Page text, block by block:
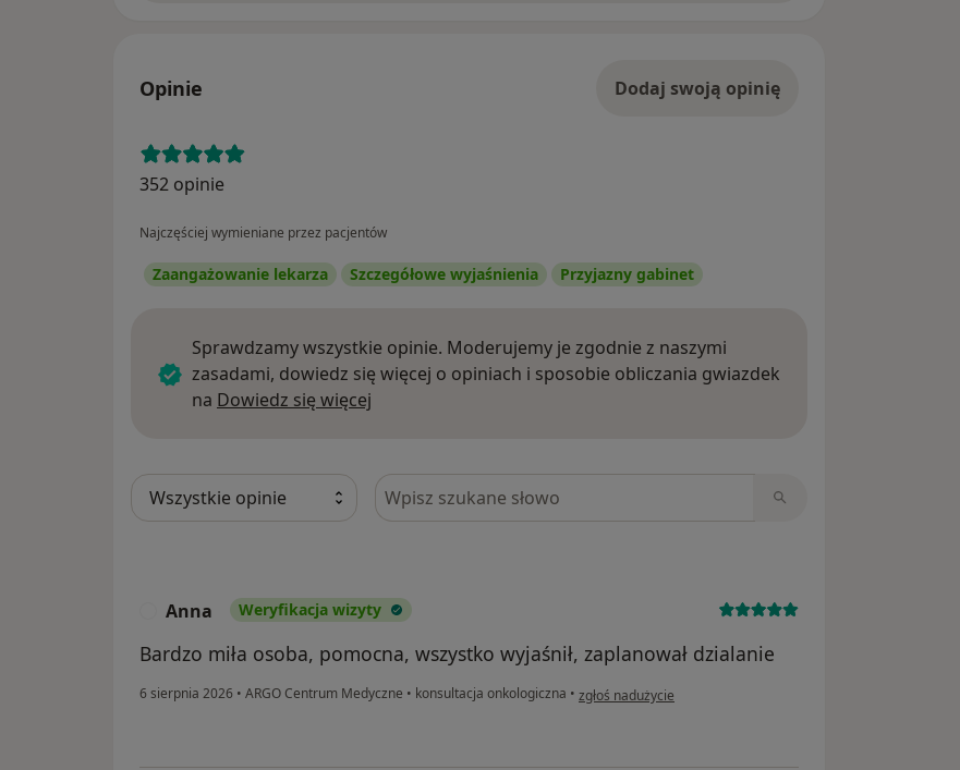
Opinie Dodaj swoją opinię
352 opinie
Najczęściej wymieniane przez pacjentów
Zaangażowanie lekarza Szczegółowe wyjaśnienia Przyjazny gabinet
Sprawdzamy wszystkie opinie. Moderujemy je zgodnie z naszymi
zasadami, dowiedz się więcej o opiniach i sposobie obliczania gwiazdek
na Dowiedz się więcej
Szukaj w opiniach
Anna Weryfikacja wizyty
Bardzo miła osoba, pomocna, wszystko wyjaśnił, zaplanował dzialanie
6 sierpnia 2026 • ARGO Centrum Medyczne • konsultacja onkologiczna • w opinii użytkownika Anna
zgłoś nadużycie